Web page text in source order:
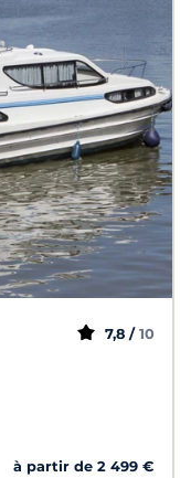
7,8 / 10
à partir de 2 499 €